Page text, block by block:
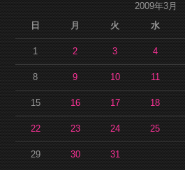
2009年3月
日
月 火 水
1 2 3 4
8 9 10 11
15 16 17 18
22 23 24 25
29 30 31